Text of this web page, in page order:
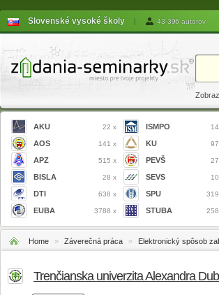
Slovenské vysoké školy | 43 396 autorov
AKU 22 x
AOS 141 x
APZ 515 x
BISLA 28 x
DTI 638 x
EUBA 3788 x
ISMPO
KU
PEVŠ
SEVS
SPU
STUBA
Home » Záverečná práca » Elektronický spôsob
Trenčianska univerzita Alexandra